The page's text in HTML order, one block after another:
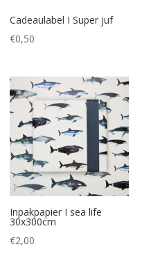
Cadeaulabel I Super juf
€0,50
Inpakpapier I sea life
30x300cm
€2,00